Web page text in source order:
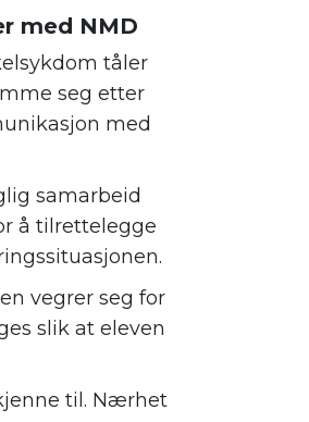
med NMD
tåler
seg etter
med
samarbeid
å tilrettelegge
vegrer seg for
slik at eleven
til. Nærhet